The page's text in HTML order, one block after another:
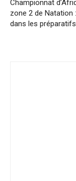
Championnat
zone 2 de Natation
dans les préparatifs